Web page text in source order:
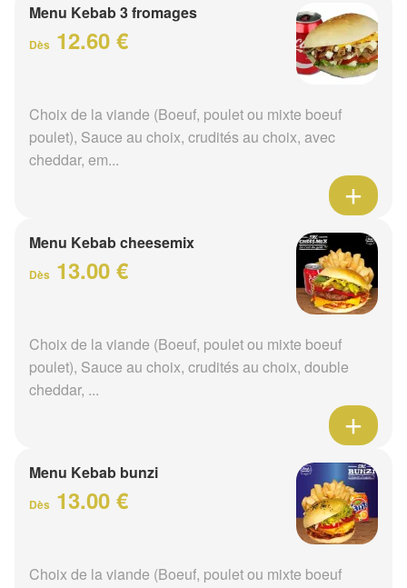
Menu Kebab 3 fromages
Dès 12.60 €
Choix de la viande (Boeuf, poulet ou mixte boeuf
poulet), Sauce au choix, crudités au choix, avec
cheddar, em...
Menu Kebab cheesemix
Dès 13.00 €
Choix de la viande (Boeuf, poulet ou mixte boeuf
poulet), Sauce au choix, crudités au choix, double
cheddar, ...
Menu Kebab bunzi
Dès 13.00 €
Choix de la viande (Boeuf, poulet ou mixte boeuf